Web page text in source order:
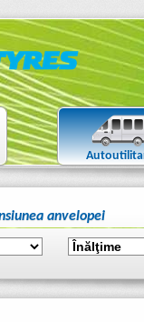
anvelopei